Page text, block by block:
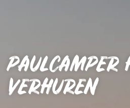
PAULCAMPER
VERHUREN